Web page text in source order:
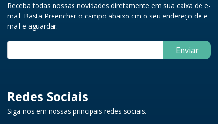
Receba todas nossas novidades diretamente em sua caixa de e-
mail. Basta Preencher o campo abaixo cm o seu endereço de e-
mail e aguardar.
Enviar
Redes Sociais
Siga-nos em nossas principais redes sociais.